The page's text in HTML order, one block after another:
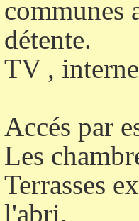
communes
détente.
TV ,
Accés par
Les
Terrasses
l'abri.